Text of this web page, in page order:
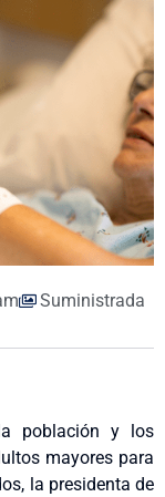
Suministrada
población y los
mayores para
la presidenta de